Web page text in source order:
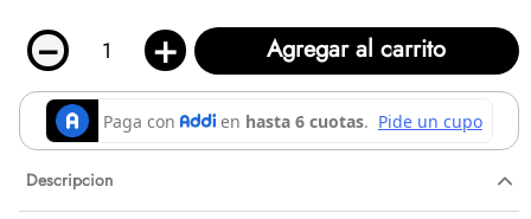
＋
－ Agregar al carrito
Descripcion